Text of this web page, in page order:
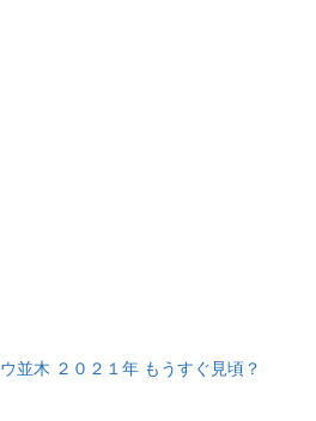
並木 ２０２１年 もうすぐ見頃？